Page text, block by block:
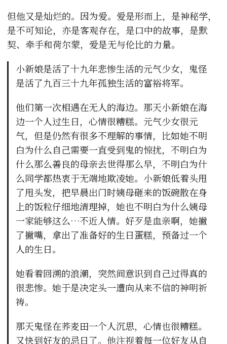
但他又是灿烂的。因为爱。爱是形而上，是神秘学，
是不可知论，亦是客观存在，是口中的故事，是默
契、牵手和荷尔蒙，爱是无与伦比的力量。
小新娘是活了十九年悲惨生活的元气少女，鬼怪
是活了九百三十九年孤独生活的富裕将军。
他们第一次相遇在无人的海边。那天小新娘在海
边一个人过生日，心情很糟糕。元气少女很元
气，但是仍然有很多不理解的事情，比如她不明
白为什么自己需要一直受到鬼的惊扰，不明白为
什么那么善良的母亲去世得那么早，不明白为什
么同学都热衷于无端地欺凌她。小新娘低着头甩
了甩头发，把早晨出门时姨母砸来的饭碗散在身
上的饭粒仔细地清理掉，她也不明白为什么姨母
一家能够这么…不近人情。好歹是血亲啊，她撇
了撇嘴，拿出了准备好的生日蛋糕，预备过一个
人的生日。
她看着回溯的浪潮，突然间意识到自己过得真的
很悲惨。她于是决定头一遭向从来不信的神明祈
祷。
那天鬼怪在荞麦田一个人沉思，心情也很糟糕。
又快到好友的忌日了。他注视着每一位好友从自